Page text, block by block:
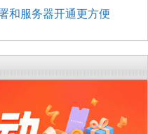
和服务器开通更方便